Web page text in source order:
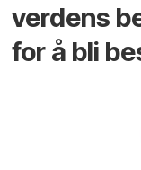
verdens
for å bli